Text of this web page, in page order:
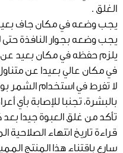
الغلق .
يجب وضعه في مكان جاف بعيدا
يجب وضعه بجوار النافذة
يلزم حفظه في مكان بعيد عن
في مكان عالي بعيدا عن
لا تفرط في استخدام الشمر
بالبشرة، تجنبا للإصابة بأي
تأكد من غلق العبوة جيدا
قراءة تاريخ انتهاء الصلاحية
سارع باقتناء هذا المنتج